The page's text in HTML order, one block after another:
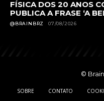
FÍSICA DOS 20 ANOS
PUBLICA A FRASE ‘A
@BRAINBRZ 07/08/2026
©
SOBRE CONTATO